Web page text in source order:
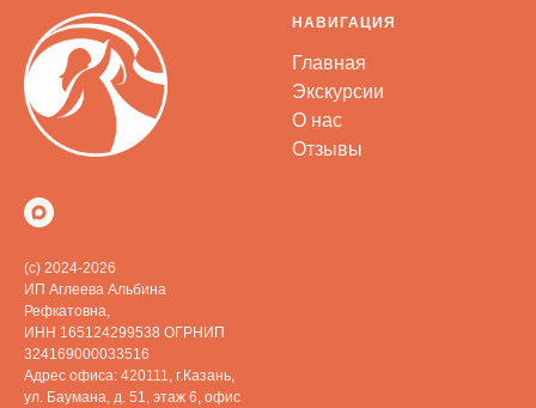
(с) 2024-2026
ИП Аглеева Альбина
Рефкатовна,
ИНН 165124299538 ОГРНИП
324169000033516
Адрес офиса: 420111, г.Казань,
ул. Баумана, д. 51, этаж 6, офис
НАВИГАЦИЯ
Главная
Экскурсии
О нас
Отзывы